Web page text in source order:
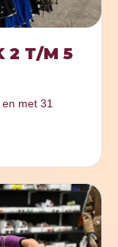
2 T/M 5
met 31